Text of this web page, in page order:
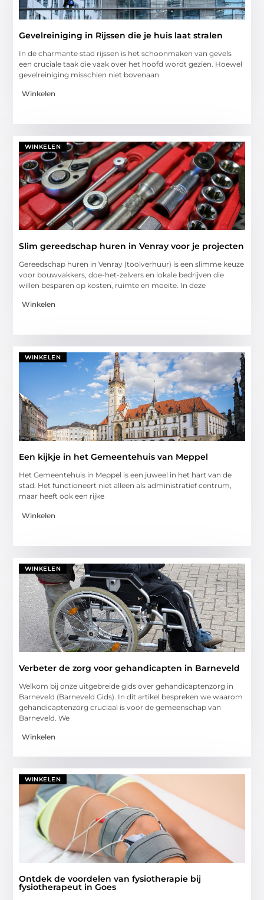
Gevelreiniging in Rijssen die je huis laat stralen
In de charmante stad rijssen is het schoonmaken van gevels
een cruciale taak die vaak over het hoofd wordt gezien. Hoewel
gevelreiniging misschien niet bovenaan
Winkelen
WINKELEN
Slim gereedschap huren in Venray voor je projecten
Gereedschap huren in Venray (toolverhuur) is een slimme keuze
voor bouwvakkers, doe-het-zelvers en lokale bedrijven die
willen besparen op kosten, ruimte en moeite. In deze
Winkelen
WINKELEN
Een kijkje in het Gemeentehuis van Meppel
Het Gemeentehuis in Meppel is een juweel in het hart van de
stad. Het functioneert niet alleen als administratief centrum,
maar heeft ook een rijke
Winkelen
WINKELEN
Verbeter de zorg voor gehandicapten in Barneveld
Welkom bij onze uitgebreide gids over gehandicaptenzorg in
Barneveld (Barneveld Gids). In dit artikel bespreken we waarom
gehandicaptenzorg cruciaal is voor de gemeenschap van
Barneveld. We
Winkelen
WINKELEN
Ontdek de voordelen van fysiotherapie bij
fysiotherapeut in Goes